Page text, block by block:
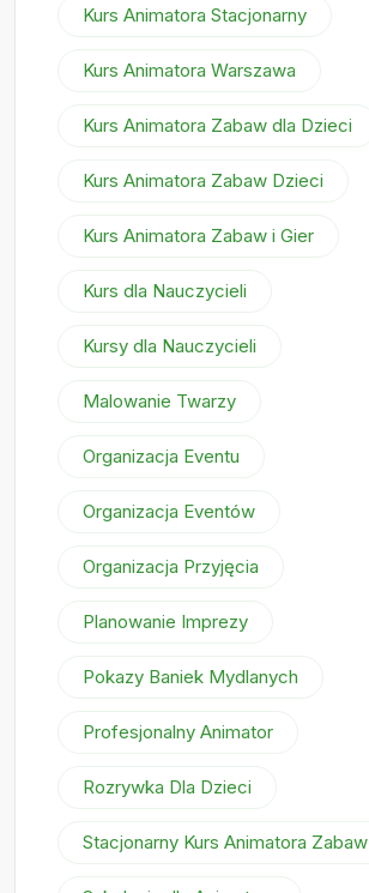
Kurs Animatora Stacjonarny
Kurs Animatora Warszawa
Kurs Animatora Zabaw dla Dzieci
Kurs Animatora Zabaw Dzieci
Kurs Animatora Zabaw i Gier
Kurs dla Nauczycieli
Kursy dla Nauczycieli
Malowanie Twarzy
Organizacja Eventu
Organizacja Eventów
Organizacja Przyjęcia
Planowanie Imprezy
Pokazy Baniek Mydlanych
Profesjonalny Animator
Rozrywka Dla Dzieci
Stacjonarny Kurs Animatora Zabaw